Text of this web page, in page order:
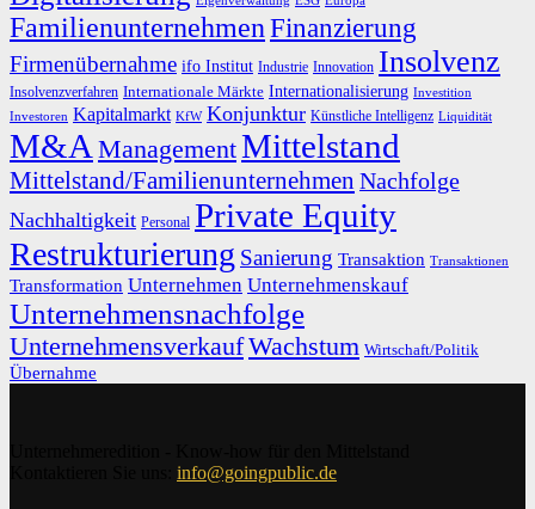
FamilienunternehmenFinanzierung
Firmenübernahme ifo Institut Industrie Innovation Insolvenz
Insolvenzverfahren Internationale Märkte Internationalisierung Investition
Investoren Kapitalmarkt KfW Konjunktur Künstliche Intelligenz Liquidität
M&A ManagementMittelstand
Mittelstand/Familienunternehmen Nachfolge
Nachhaltigkeit Personal Private Equity
Restrukturierung Sanierung Transaktion Transaktionen
Transformation Unternehmen Unternehmenskauf
Unternehmensnachfolge
UnternehmensverkaufWachstum Wirtschaft/Politik
Übernahme
info@goingpublic.de